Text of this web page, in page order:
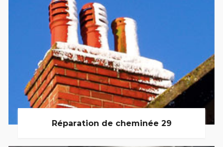
Réparation de cheminée 29